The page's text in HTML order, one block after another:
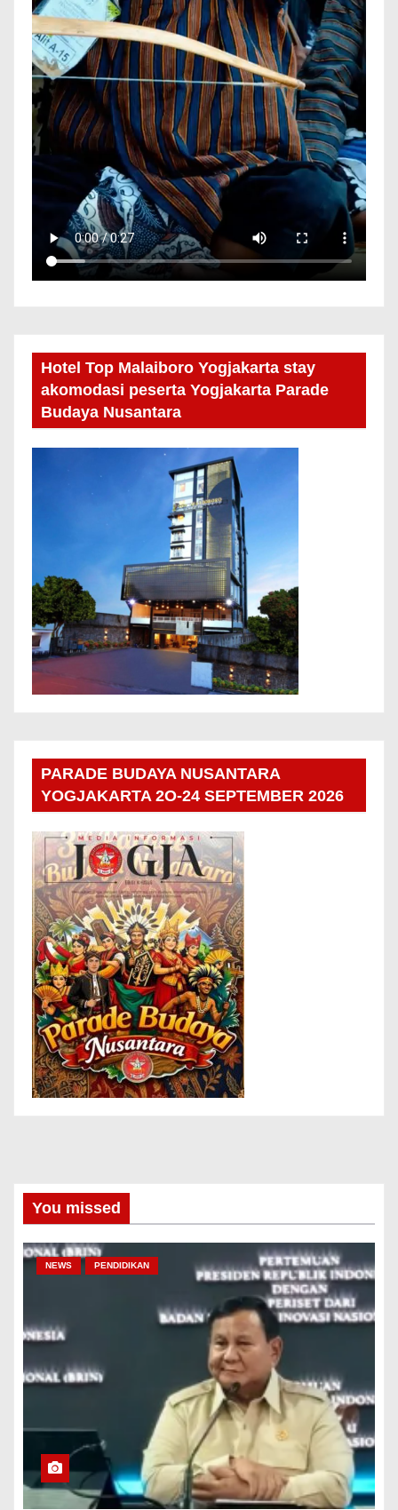
Hotel Top Malaiboro Yogjakarta stay
akomodasi peserta Yogjakarta Parade
Budaya Nusantara
PARADE BUDAYA NUSANTARA
YOGJAKARTA 2O-24 SEPTEMBER 2026
You missed
NEWS PENDIDIKAN